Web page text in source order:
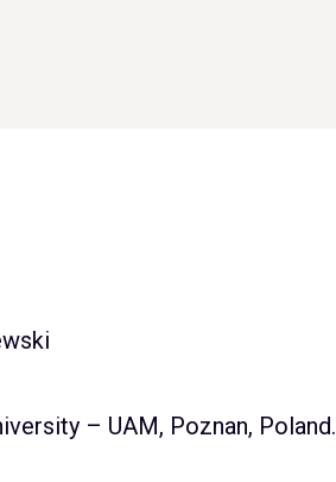
– UAM, Poznan, Poland.